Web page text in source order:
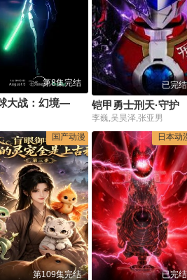
第8集完结 已完结
李巍,吴昊泽,张亚男
国产动漫
第109集完结
日本动
已完结